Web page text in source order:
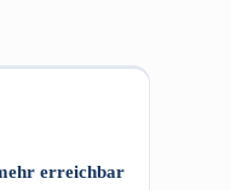
erreichbar